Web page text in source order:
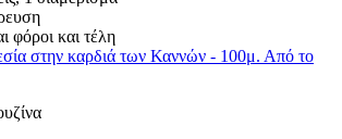
φόροι και τέλη
στην καρδιά των Καννών - 100μ. Από το